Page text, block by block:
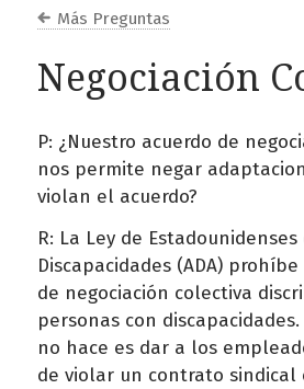
Más Preguntas
Negociación
P: ¿Nuestro acuerdo de
nos permite negar
violan el acuerdo?
R: La Ley de Estadounidenses
Discapacidades (ADA)
de negociación colectiva
personas con
no hace es dar a los
de violar un contrato